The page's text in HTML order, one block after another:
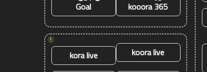
kooora 365
Goal
!
koora live
kora live